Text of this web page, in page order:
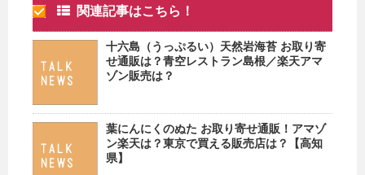
関連記事はこちら！
十六島（うっぷるい）天然岩海苔 お取り寄
せ通販は？青空レストラン島根／楽天アマ
ゾン販売は？
葉にんにくのぬた お取り寄せ通販！アマゾ
ン楽天は？東京で買える販売店は？【高知
県】